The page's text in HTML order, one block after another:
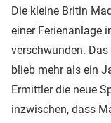
Die kleine Britin
einer Ferienanlage
verschwunden.
blieb mehr als ein
Ermittler die neue
inzwischen, dass